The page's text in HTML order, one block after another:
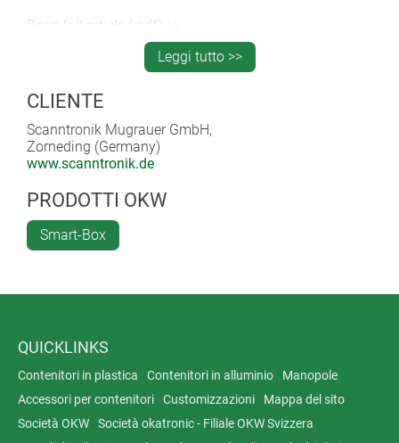
Read full article (.pdf) >>
Leggi tutto >>
CLIENTE
Scanntronik Mugrauer GmbH,
Zorneding (Germany)
www.scanntronik.de
PRODOTTI OKW
Smart-Box
QUICKLINKS
Contenitori in plastica Contenitori in alluminio
Manopole
Accessori per contenitori
Customizzazioni
Mappa del sito
Società OKW
Società okatronic - Filiale OKW Svizzera